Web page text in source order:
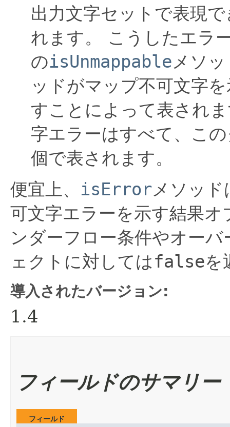
出力文字セットで表現
れます。
こうしたエラ
のisUnmappableメソ
ッドがマップ不可文字
すことによって表され
字エラーはすべて、こ
個で表されます。
便宜上、 isErrorメソッ
可文字エラーを示す結果
ンダーフロー条件やオー
ェクトに対してはfalseを
導入されたバージョン:
1.4
フィールドのサマリー
フィールド